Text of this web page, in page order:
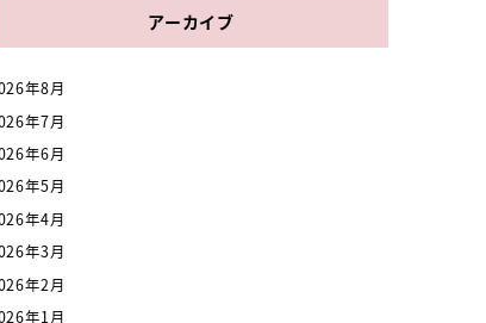
アーカイブ
年8月
年7月
年6月
年5月
年4月
年3月
年2月
年1月